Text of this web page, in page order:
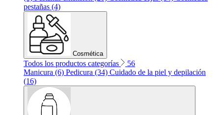
pestañas (4)
Cosmética
Todos los productos categorías
56
Manicura (6) Pedicura (34) Cuidado de la piel y depilación
(16)